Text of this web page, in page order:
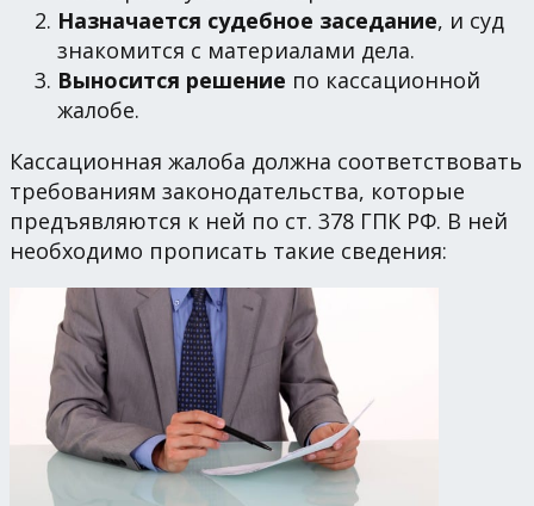
Назначается судебное заседание, и суд
знакомится с материалами дела.
Выносится решение по кассационной
жалобе.
Кассационная жалоба должна соответствовать
требованиям законодательства, которые
предъявляются к ней по ст. 378 ГПК РФ. В ней
необходимо прописать такие сведения: